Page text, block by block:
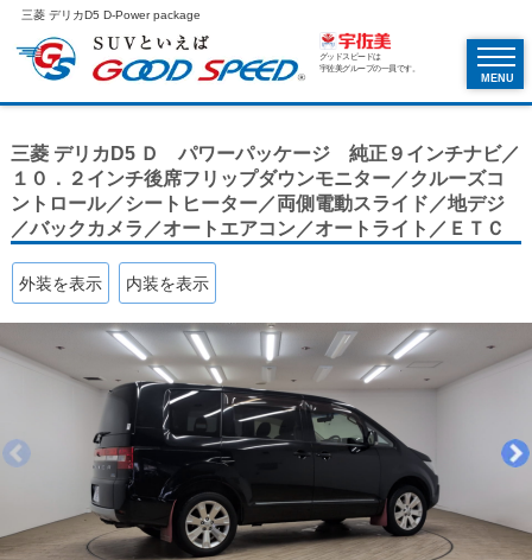
三菱 デリカD5 D-Power package
グッドスピードは
宇佐美グループの一員です。
MENU
三菱 デリカD5 Ｄ パワーパッケージ 純正９インチナビ／
１０．２インチ後席フリップダウンモニター／クルーズコ
ントロール／シートヒーター／両側電動スライド／地デジ
／バックカメラ／オートエアコン／オートライト／ＥＴＣ
外装を表示 内装を表示